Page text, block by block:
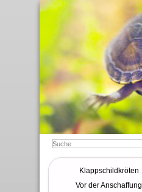
Klappschildkröten
Vor der Anschaffung